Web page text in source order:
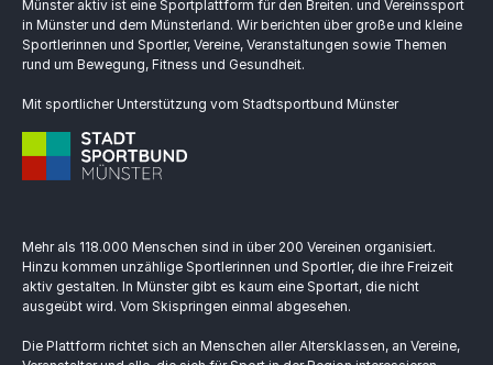
Münster aktiv ist eine Sportplattform für den Breiten. und Vereinssport
in Münster und dem Münsterland. Wir berichten über große und kleine
Sportlerinnen und Sportler, Vereine, Veranstaltungen sowie Themen
rund um Bewegung, Fitness und Gesundheit.
Mit sportlicher Unterstützung vom Stadtsportbund Münster
Mehr als 118.000 Menschen sind in über 200 Vereinen organisiert.
Hinzu kommen unzählige Sportlerinnen und Sportler, die ihre Freizeit
aktiv gestalten. In Münster gibt es kaum eine Sportart, die nicht
ausgeübt wird. Vom Skispringen einmal abgesehen.
Die Plattform richtet sich an Menschen aller Altersklassen, an Vereine,